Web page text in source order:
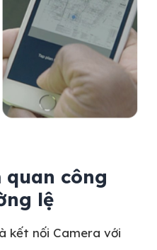
quan công
lệ
kết nối Camera với